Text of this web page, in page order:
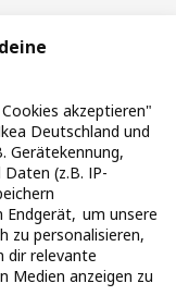
2-4, 65719 Hofheim-
Impressum
akzeptieren"
Deutschland und
Gerätekennung,
(z.B. IP-
Endgerät, um unsere
zu personalisieren,
dir relevante
Medien anzeigen zu